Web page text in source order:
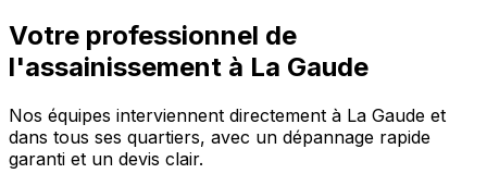
Votre professionnel de
l'assainissement à La Gaude
Nos équipes interviennent directement à La Gaude et
dans tous ses quartiers, avec un dépannage rapide
garanti et un devis clair.